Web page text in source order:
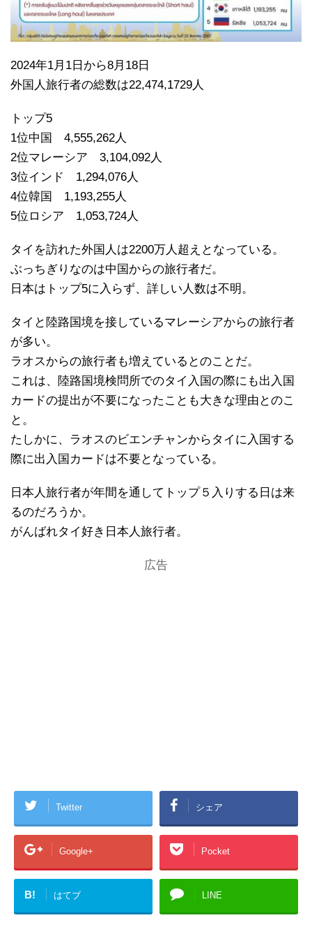
2024年1月1日から8月18日
外国人旅行者の総数は22,474,1729人
トップ5
1位中国 4,555,262人
2位マレーシア 3,104,092人
3位インド 1,294,076人
4位韓国 1,193,255人
5位ロシア 1,053,724人
タイを訪れた外国人は2200万人超えとなっている。
ぶっちぎりなのは中国からの旅行者だ。
日本はトップ5に入らず、詳しい人数は不明。
タイと陸路国境を接しているマレーシアからの旅行者
が多い。
ラオスからの旅行者も増えているとのことだ。
これは、陸路国境検問所でのタイ入国の際にも出入国
カードの提出が不要になったことも大きな理由とのこ
と。
たしかに、ラオスのビエンチャンからタイに入国する
際に出入国カードは不要となっている。
日本人旅行者が年間を通してトップ５入りする日は来
るのだろうか。
がんばれタイ好き日本人旅行者。
広告
Twitter シェア
Google+ Pocket
B! はてブ LINE